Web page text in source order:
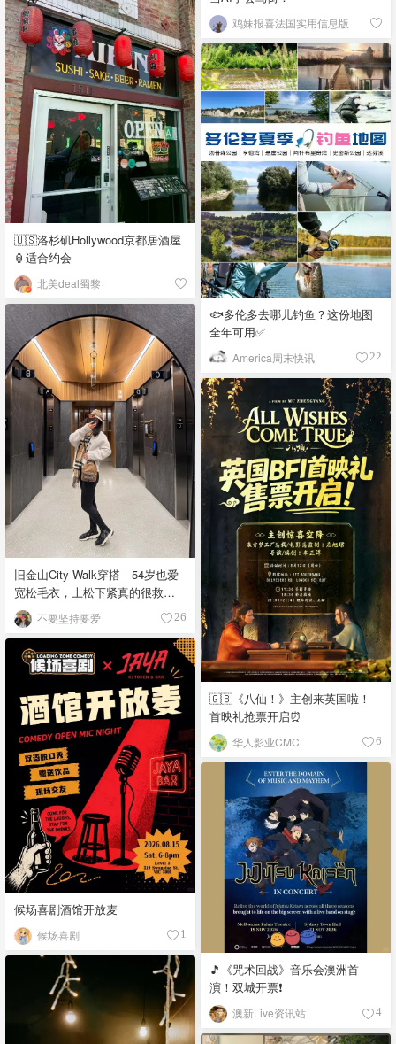
鸡妹报喜法国实用信息版
🇺🇸洛杉矶Hollywood京都居酒屋
🏮适合约会
北美deal蜀黎
🐟多伦多去哪儿钓鱼？这份地图
全年可用✅
America周末快讯 22
旧金山City Walk穿搭｜54岁也爱
宽松毛衣，上松下紧真的很救比
例
不要坚持要爱 26
🇬🇧《八仙！》主创来英国啦！
首映礼抢票开启⏰
华人影业CMC 6
候场喜剧酒馆开放麦
候场喜剧 1
🎵《咒术回战》音乐会澳洲首
演！双城开票❗️
澳新Live资讯站 4